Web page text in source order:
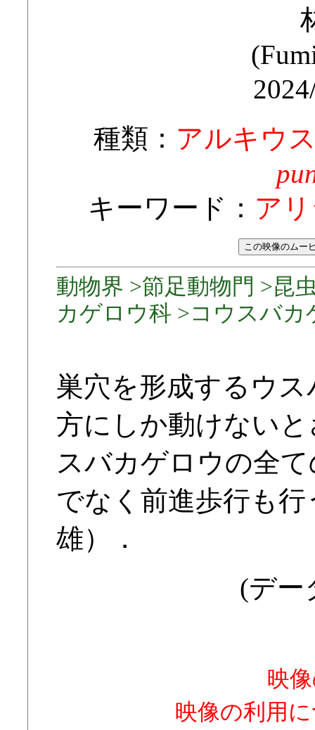
種類： アルキウ
キーワード： ア
動物界 >節足動物門 >昆
カゲロウ科 >コウスバカ
巣穴を形成するウ
方にしか動けない
スバカゲロウの全
でなく前進歩行も
雄）．
(デー
映
映像の利用